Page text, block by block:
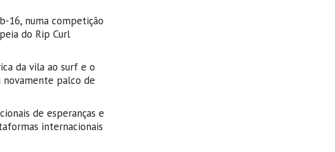
16, numa competição
do Rip Curl
da vila ao surf e o
novamente palco de
de esperanças e
internacionais